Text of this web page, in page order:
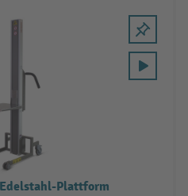
Plattform